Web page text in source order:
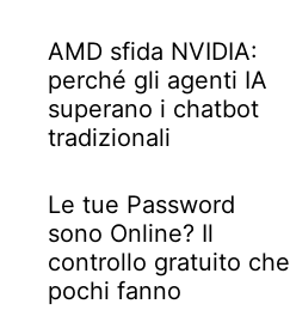
AMD sfida NVIDIA:
perché gli agenti IA
superano i chatbot
tradizionali
Le tue Password
sono Online? Il
controllo gratuito che
pochi fanno